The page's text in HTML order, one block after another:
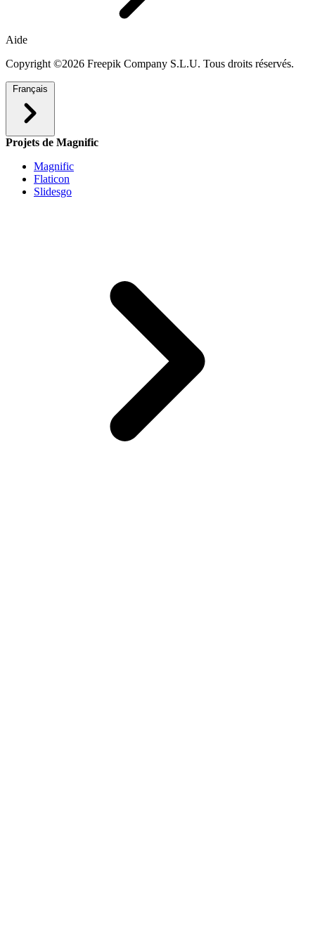
Aide
Copyright ©2026 Freepik Company S.L.U. Tous droits réservés.
Français
Projets de Magnific
Magnific
Flaticon
Slidesgo